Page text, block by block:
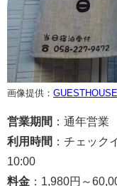
画像提供：
営業期間 ：通年営業
利用時間 ：チェック
10:00
料金 ：1,980円～